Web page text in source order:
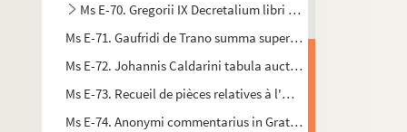
Ms E-70. Gregorii IX Decretalium libri V, cum glosa Bernardi
Ms E-71. Gaufridi de Trano summa super titulis Decretalium
Ms E-72. Johannis Caldarini tabula auctoritatum et
Ms E-73. Recueil de pièces relatives à l'Ordonnance du Roi
Ms E-74. Anonymi commentarius in Gratiani Decretum